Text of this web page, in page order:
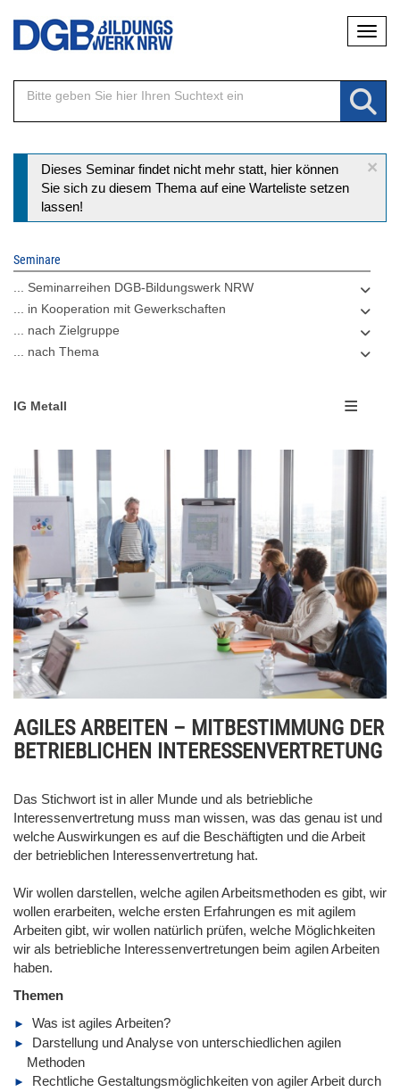
Direkt
Inhalt
×
Statusmeldung
Dieses Seminar findet nicht mehr statt, hier können
Sie sich zu diesem Thema auf eine Warteliste setzen
lassen!
Seminare
... Seminarreihen DGB-Bildungswerk NRW
... in Kooperation mit Gewerkschaften
... nach Zielgruppe
... nach Thema
IG Metall
AGILES ARBEITEN – MITBESTIMMUNG DER
BETRIEBLICHEN INTERESSENVERTRETUNG
Das Stichwort ist in aller Munde und als betriebliche
Interessenvertretung muss man wissen, was das genau ist und
welche Auswirkungen es auf die Beschäftigten und die Arbeit
der betrieblichen Interessenvertretung hat.
Wir wollen darstellen, welche agilen Arbeitsmethoden es gibt, wir
wollen erarbeiten, welche ersten Erfahrungen es mit agilem
Arbeiten gibt, wir wollen natürlich prüfen, welche Möglichkeiten
wir als betriebliche Interessenvertretungen beim agilen Arbeiten
haben.
Themen
Was ist agiles Arbeiten?
Darstellung und Analyse von unterschiedlichen agilen
Methoden
Rechtliche Gestaltungsmöglichkeiten von agiler Arbeit durch